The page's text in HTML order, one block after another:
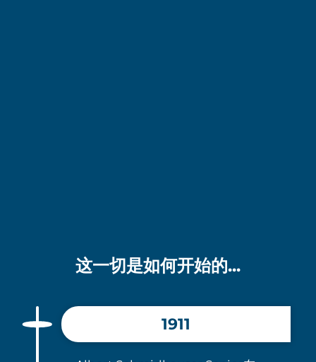
这一切是如何开始的...
1911